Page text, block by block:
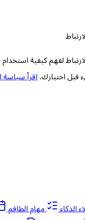
لفهم كيفية استخدام
قبل اختيارك. اقرأ
الذكاء مهام الطاقم